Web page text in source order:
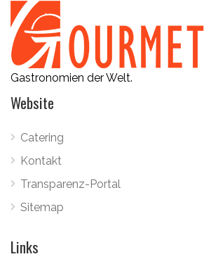
Gastronomien der Welt.
Website
Catering
Kontakt
Transparenz-Portal
Sitemap
Links